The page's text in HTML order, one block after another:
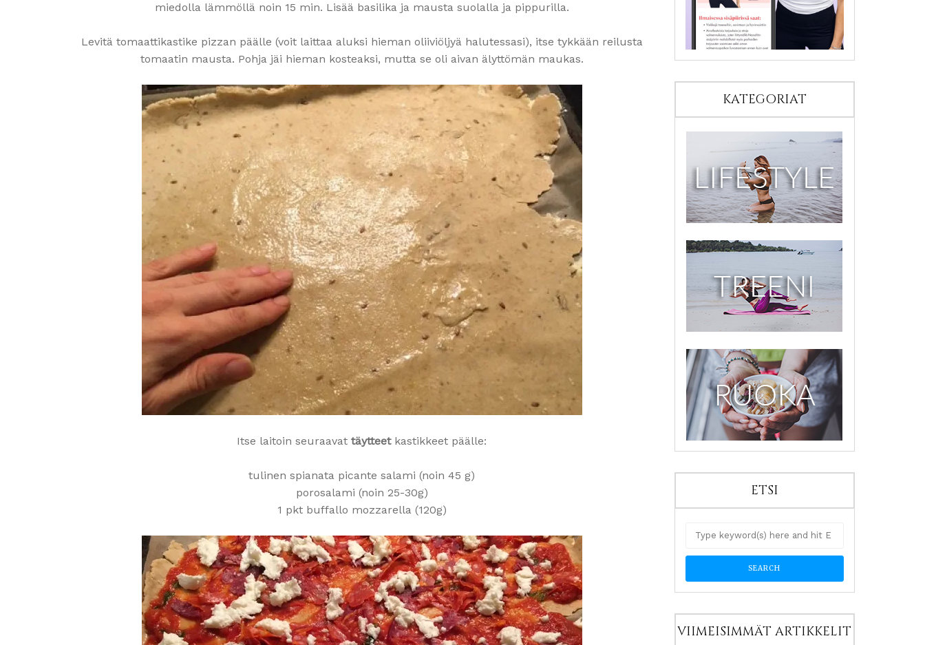
miedolla lämmöllä noin 15 min. Lisää basilika ja mausta suolalla ja pippurilla.
Levitä tomaattikastike pizzan päälle (voit laittaa aluksi hieman oliiviöljyä halutessasi), itse tykkään reilusta
tomaatin mausta. Pohja jäi hieman kosteaksi, mutta se oli aivan älyttömän maukas.
Itse laitoin seuraavattäytteetkastikkeet päälle:
tulinen spianata picante salami (noin 45 g)
porosalami (noin 25-30g)
1 pkt buffallo mozzarella (120g)
KATEGORIAT
ETSI
VIIMEISIMMÄT ARTIKKELIT